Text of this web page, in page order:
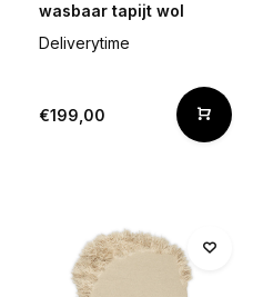
wasbaar tapijt wol
Deliverytime
€199,00